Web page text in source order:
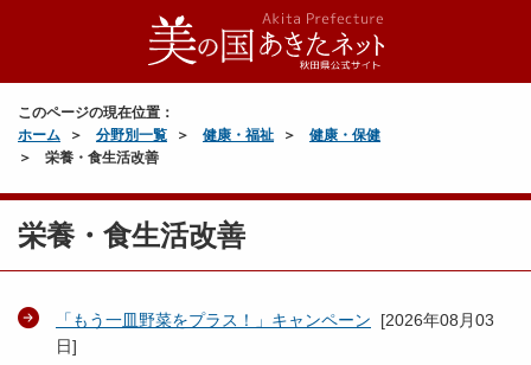
このページの現在位置：
ホーム
分野別一覧 健康・福祉
健康・保健
栄養・食生活改善
栄養・食生活改善
「もう一皿野菜をプラス！」キャンペーン [2026年08月03
日]